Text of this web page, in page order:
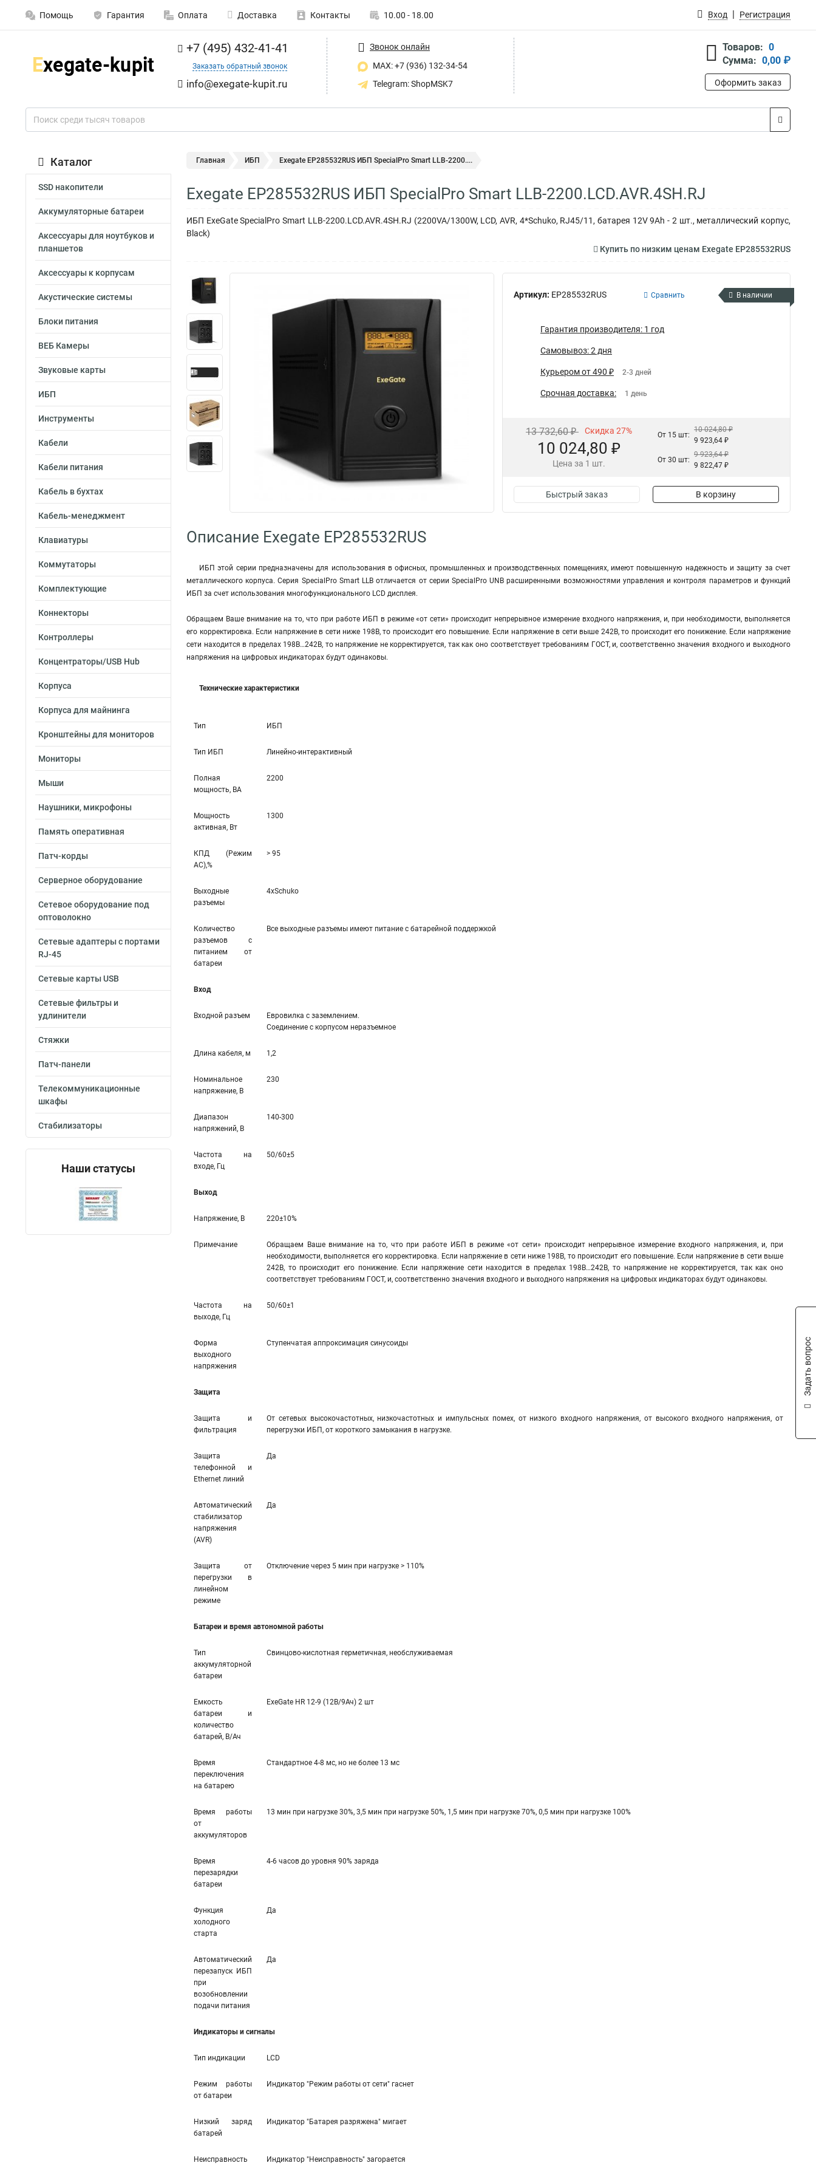
Помощь Гарантия Оплата Доставка Контакты 10.00 - 18.00 Вход Регистрация
+7 (495) 432-41-41
Заказать обратный звонок
info@exegate-kupit.ru
Звонок онлайн
MAX: +7 (936) 132-34-54
Telegram: ShopMSK7
Товаров: 0
Сумма: 0,00 ₽
Оформить заказ
Каталог
SSD накопители
Аккумуляторные батареи
Аксессуары для ноутбуков и
планшетов
Аксессуары к корпусам
Акустические системы
Блоки питания
ВЕБ Камеры
Звуковые карты
ИБП
Инструменты
Кабели
Кабели питания
Кабель в бухтах
Кабель-менеджмент
Клавиатуры
Коммутаторы
Комплектующие
Коннекторы
Контроллеры
Концентраторы/USB Hub
Корпуса
Корпуса для майнинга
Кронштейны для мониторов
Мониторы
Мыши
Наушники, микрофоны
Память оперативная
Патч-корды
Серверное оборудование
Сетевое оборудование под
оптоволокно
Сетевые адаптеры с портами
RJ-45
Сетевые карты USB
Сетевые фильтры и
удлинители
Стяжки
Патч-панели
Телекоммуникационные
шкафы
Стабилизаторы
Наши статусы
Главная ИБП Exegate EP285532RUS ИБП SpecialPro Smart LLB-2200....
Exegate EP285532RUS ИБП SpecialPro Smart LLB-2200.LCD.AVR.4SH.RJ
ИБП ExeGate SpecialPro Smart LLB-2200.LCD.AVR.4SH.RJ (2200VA/1300W, LCD, AVR, 4*Schuko, RJ45/11, батарея 12V 9Ah - 2 шт., металлический корпус,
Black)
Купить по низким ценам Exegate EP285532RUS
Артикул: EP285532RUS Сравнить В наличии
Гарантия производителя: 1 год
Самовывоз: 2 дня
Курьером от 490 ₽ 2-3 дней
Срочная доставка: 1 день
13 732,60 ₽ Скидка 27%
10 024,80 ₽
Цена за 1 шт.
От 15 шт:
10 024,80 ₽
9 923,64 ₽
От 30 шт:
9 923,64 ₽
9 822,47 ₽
Быстрый заказ В корзину
Описание Exegate EP285532RUS
ИБП этой серии предназначены для использования в офисных, промышленных и производственных помещениях, имеют повышенную надежность и защиту за счет
металлического корпуса. Серия SpecialPro Smart LLB отличается от серии SpecialPro UNB расширенными возможностями управления и контроля параметров и функций
ИБП за счет использования многофункционального LCD дисплея.
Обращаем Ваше внимание на то, что при работе ИБП в режиме «от сети» происходит непрерывное измерение входного напряжения, и, при необходимости, выполняется
его корректировка. Если напряжение в сети ниже 198В, то происходит его повышение. Если напряжение в сети выше 242В, то происходит его понижение. Если напряжение
сети находится в пределах 198В…242В, то напряжение не корректируется, так как оно соответствует требованиям ГОСТ, и, соответственно значения входного и выходного
напряжения на цифровых индикаторах будут одинаковы.
Технические характеристики
Тип ИБП
Тип ИБП Линейно-интерактивный
Полная
мощность, ВА
2200
Мощность
активная, Вт
1300
КПД (Режим
AC),%
> 95
Выходные
разъемы
4xSchuko
Количество
разъемов с
питанием от
батареи
Все выходные разъемы имеют питание с батарейной поддержкой
Вход
Входной разъем
Евровилка с заземлением.
Соединение с корпусом неразъемное
Длина кабеля, м 1,2
Номинальное
напряжение, В
230
Диапазон
напряжений, В
140-300
Частота на
входе, Гц
50/60±5
Выход
Напряжение, В 220±10%
Примечание
Обращаем Ваше внимание на то, что при работе ИБП в режиме «от сети» происходит непрерывное измерение входного напряжения, и, при
необходимости, выполняется его корректировка. Если напряжение в сети ниже 198В, то происходит его повышение. Если напряжение в сети выше
242В, то происходит его понижение. Если напряжение сети находится в пределах 198В…242В, то напряжение не корректируется, так как оно
соответствует требованиям ГОСТ, и, соответственно значения входного и выходного напряжения на цифровых индикаторах будут одинаковы.
Частота на
выходе, Гц
50/60±1
Форма
выходного
напряжения
Ступенчатая аппроксимация синусоиды
Защита
Защита и
фильтрация
От сетевых высокочастотных, низкочастотных и импульсных помех, от низкого входного напряжения, от высокого входного напряжения, от
перегрузки ИБП, от короткого замыкания в нагрузке.
Защита
телефонной и
Ethernet линий
Да
Автоматический
стабилизатор
напряжения
(AVR)
Да
Защита от
перегрузки в
линейном
режиме
Отключение через 5 мин при нагрузке > 110%
Батареи и время автономной работы
Тип
аккумуляторной
батареи
Свинцово-кислотная герметичная, необслуживаемая
Емкость
батареи и
количество
батарей, В/Ач
ExeGate HR 12-9 (12В/9Ач) 2 шт
Время
переключения
на батарею
Стандартное 4-8 мс, но не более 13 мс
Время работы
от
аккумуляторов
13 мин при нагрузке 30%, 3,5 мин при нагрузке 50%, 1,5 мин при нагрузке 70%, 0,5 мин при нагрузке 100%
Время
перезарядки
батареи
4-6 часов до уровня 90% заряда
Функция
холодного
старта
Да
Автоматический
перезапуск ИБП
при
возобновлении
подачи питания
Да
Индикаторы и сигналы
Тип индикации LCD
Режим работы
от батареи
Индикатор "Режим работы от сети" гаснет
Низкий заряд
батарей
Индикатор "Батарея разряжена" мигает
Неисправность Индикатор "Неисправность" загорается
Задать вопрос